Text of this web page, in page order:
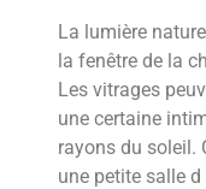
La lumière
la fenêtre de la
Les vitrages
une certaine
rayons du soleil.
une petite salle